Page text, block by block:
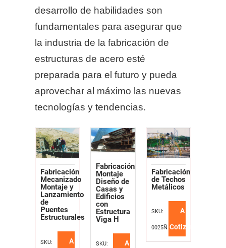
desarrollo de habilidades son
fundamentales para asegurar que
la industria de la fabricación de
estructuras de acero esté
preparada para el futuro y pueda
aprovechar al máximo las nuevas
tecnologías y tendencias.
Fabricación
Mecanizado
Montaje y
Lanzamiento
de
Puentes
Estructurales
SKU:
A
Fabricación
Montaje
Diseño de
Casas y
Edificios
con
Estructura
Viga H
SKU:
A
Fabricación
de Techos
Metálicos
SKU:
0025Ñ
A
Cotizar